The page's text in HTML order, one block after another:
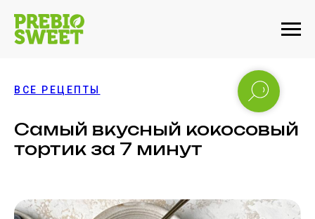
ВСЕ РЕЦЕПТЫ
Самый вкусный кокосовый
тортик за 7 минут